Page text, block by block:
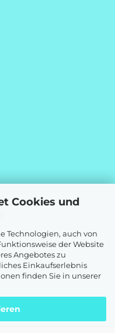
Cookies und
Technologien, auch von
der Website
Angebotes zu
Einkaufserlebnis
finden Sie in unserer